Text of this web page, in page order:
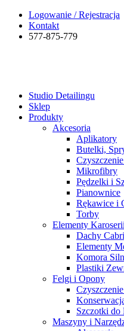
Logowanie / Rejestracja
Kontakt
577-875-779
Studio Detailingu
Sklep
Produkty
Akcesoria
Aplikatory
Butelki,
Mikrofibry
Pędzelki i
Pianownice
Rękawice i
Torby
Elementy
Dachy
Elementy
Komora
Plastiki
Felgi i Opony
Szczotki do
Maszyny i